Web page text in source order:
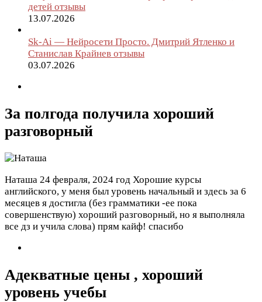
детей отзывы
13.07.2026
Sk-Ai — Нейросети Просто. Дмитрий Ятленко и
Станислав Крайнев отзывы
03.07.2026
За полгода получила хороший
разговорный
Наташа 24 февраля, 2024 год Хорошие курсы
английского, у меня был уровень начальный и здесь за 6
месяцев я достигла (без грамматики -ее пока
совершенствую) хороший разговорный, но я выполняла
все дз и учила слова) прям кайф! спасибо
Адекватные цены , хороший
уровень учебы